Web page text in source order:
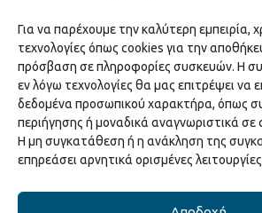
Για να παρέχουμε την καλύτερη εμπειρία,
τεχνολογίες όπως cookies για την
πρόσβαση σε πληροφορίες συσκευών. Η
εν λόγω τεχνολογίες θα μας επιτρέψει να
δεδομένα προσωπικού χαρακτήρα, όπως
περιήγησης ή μοναδικά αναγνωριστικά σε
Η μη συγκατάθεση ή η ανάκληση της
επηρεάσει αρνητικά ορισμένες
Hack the Match:
Αθλήματα!
Game Story!
22/04/2026
Ξάνθη – Πόλις Ονείρων
2026
15/04/2026